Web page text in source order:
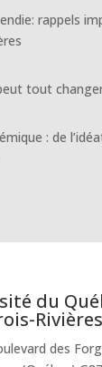
rappels
tout
: de
du
Rivières
des